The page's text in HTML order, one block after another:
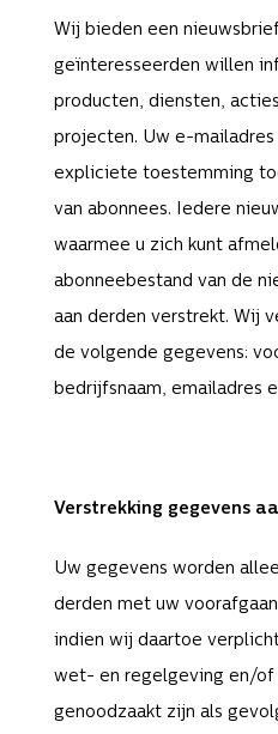
Wij bieden een
geïnteresseerden willen
producten, diensten,
projecten. Uw e-
expliciete toestemming
van abonnees. Iedere
waarmee u zich kunt
abonneebestand van de
aan derden verstrekt. Wij
de volgende gegevens:
bedrijfsnaam, emailadres
Verstrekking gegevens
Uw gegevens worden
derden met uw
indien wij daartoe
wet- en regelgeving en/of
genoodzaakt zijn als